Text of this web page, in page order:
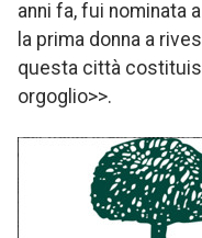
anni fa, fui nominata
la prima donna a
questa città
orgoglio>>.